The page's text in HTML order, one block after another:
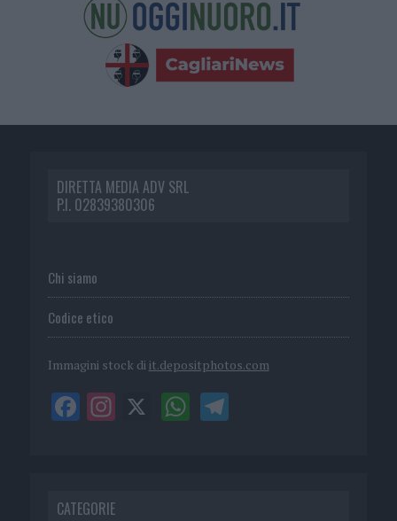
DIRETTA MEDIA ADV SRL
P.I. 02839380306
Chi siamo
Codice etico
Immagini stock di it.depositphotos.com
CATEGORIE